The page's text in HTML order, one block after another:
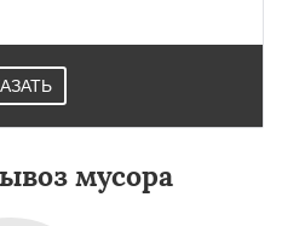
мусора